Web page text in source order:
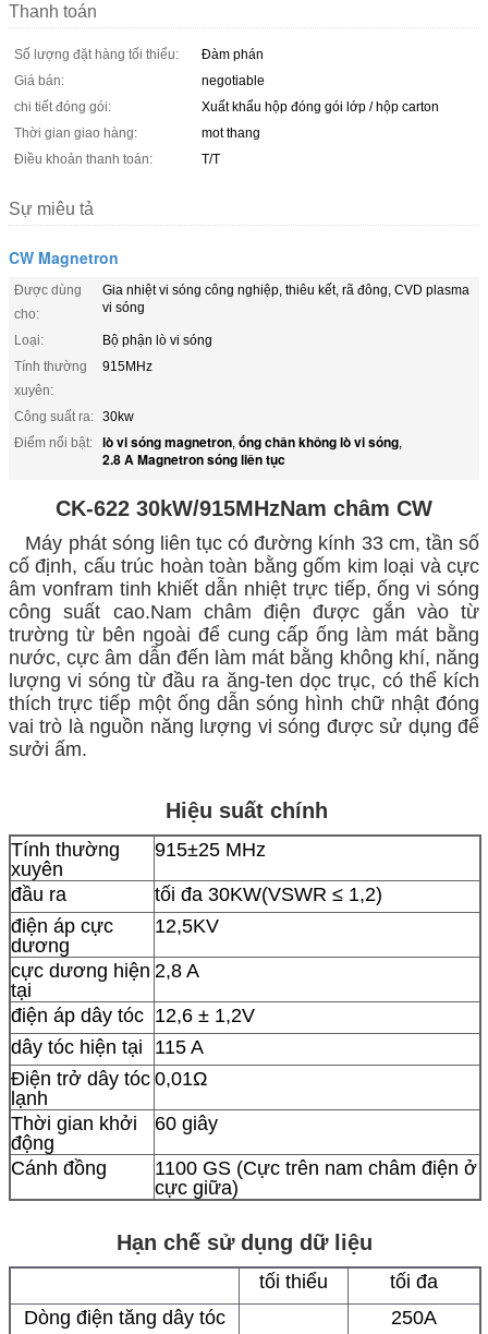
Thanh toán
Số lượng đặt hàng tối thiểu:
Đàm phán
Giá bán:
negotiable
chi tiết đóng gói:
Xuất khẩu hộp đóng gói lớp / hộp carton
Thời gian giao hàng:
mot thang
Điều khoản thanh toán:
T/T
Sự miêu tả
CW Magnetron
Được dùng
cho:
Gia nhiệt vi sóng công nghiệp, thiêu kết, rã đông, CVD plasma
vi sóng
Loại:
Bộ phận lò vi sóng
Tính thường
xuyên:
915MHz
Công suất ra: 30kw
Điểm nổi bật:
lò vi sóng magnetron, ống chân không lò vi sóng,
2.8 A Magnetron sóng liên tục
CK-622 30kW/915MHzNam châm CW
Máy phát sóng liên tục có đường kính 33 cm, tần số
cố định, cấu trúc hoàn toàn bằng gốm kim loại và cực
âm vonfram tinh khiết dẫn nhiệt trực tiếp, ống vi sóng
công suất cao.Nam châm điện được gắn vào từ
trường từ bên ngoài để cung cấp ống làm mát bằng
nước, cực âm dẫn đến làm mát bằng không khí, năng
lượng vi sóng từ đầu ra ăng-ten dọc trục, có thể kích
thích trực tiếp một ống dẫn sóng hình chữ nhật đóng
vai trò là nguồn năng lượng vi sóng được sử dụng để
sưởi ấm.
Hiệu suất chính
Tính thường
xuyên
915±25 MHz
đầu ra
tối đa 30KW(VSWR ≤ 1,2)
điện áp cực
dương
12,5KV
cực dương hiện
tại
2,8 A
điện áp dây tóc 12,6 ± 1,2V
dây tóc hiện tại
115 A
Điện trở dây tóc
lạnh
0,01Ω
Thời gian khởi
động
60 giây
Cánh đồng
1100 GS (Cực trên nam châm điện ở
cực giữa)
Hạn chế sử dụng dữ liệu
tối thiểu
tối đa
Dòng điện tăng dây tóc
250A